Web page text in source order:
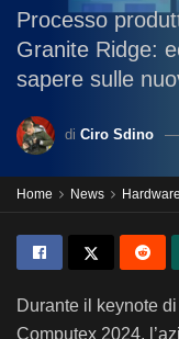
Processo
Granite Ridge:
sapere sulle
di Ciro Sdino
Home News Hardware
Durante il keynote
Computex 2024,